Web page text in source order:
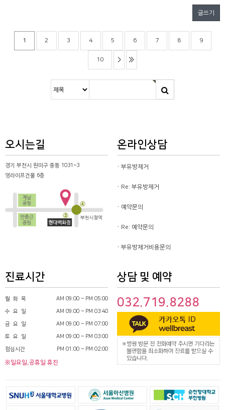
글쓰기
1 2 3 4 5 6 7 8 9
10
오시는길
경기 부천시 원미구 중동 1031~3
영라이프건물 6층
온라인상담
부유방제거
Re: 부유방제거
예약문의
Re: 예약문의
부유방제거비용문의
진료시간
월 화 목 AM 09:00 ~ PM 05:00
수 요 일 AM 09:00 ~ PM 03:40
금 요 일 AM 09:00 ~ PM 07:00
토 요 일 AM 09:00 ~ PM 03:00
점심시간 PM 01:00 ~ PM 02:00
※일요일,공휴일 휴진
상담 및 예약
032.719.8288